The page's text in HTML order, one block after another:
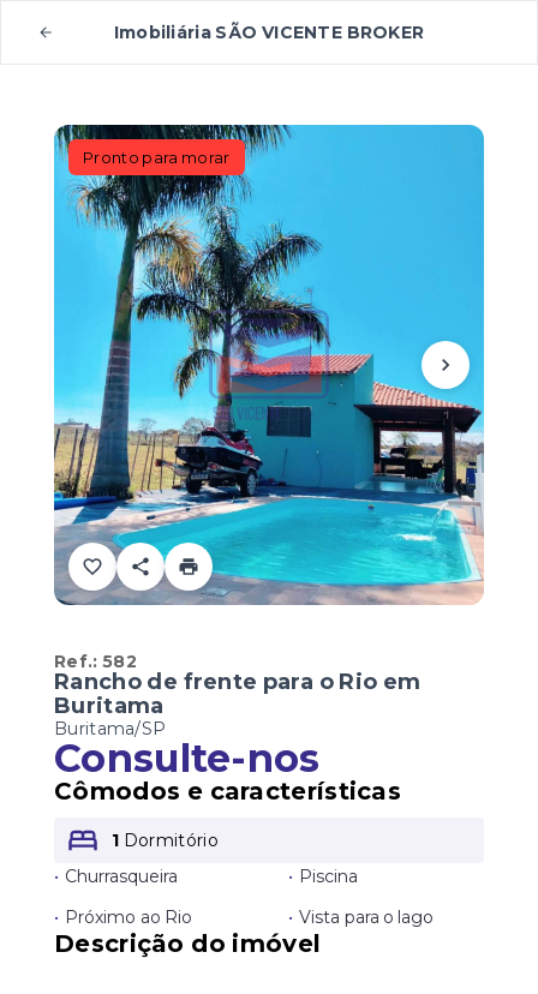
Imobiliária SÃO VICENTE BROKER
Pronto para morar
Ref.:582
Rancho de frente para o Rio em
Buritama
Buritama/SP
Consulte-nos
Cômodos e características
1 Dormitório
• Churrasqueira • Piscina
• Próximo ao Rio • Vista para o lago
Descrição do imóvel